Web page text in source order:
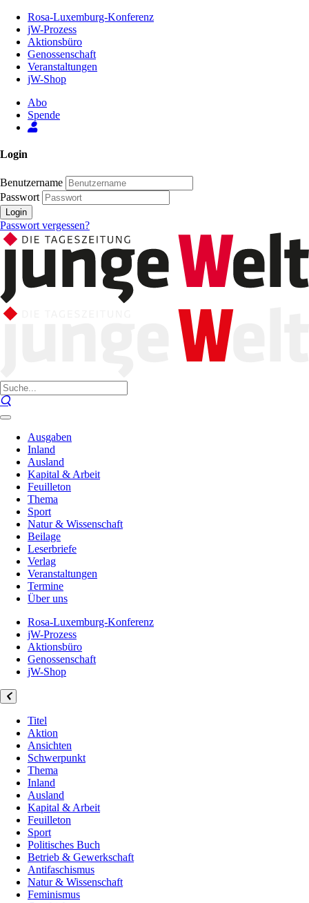
Inhalt
Seite
Rosa-Luxemburg-Konferenz
jW-Prozess
Aktionsbüro
Genossenschaft
Veranstaltungen
jW-Shop
Abo
Spende
Login
Benutzername
Passwort
Login
Passwort vergessen?
Ausgaben
Inland
Ausland
Kapital & Arbeit
Feuilleton
Thema
Sport
Natur & Wissenschaft
Beilage
Leserbriefe
Verlag
Veranstaltungen
Termine
Über uns
Rosa-Luxemburg-Konferenz
jW-Prozess
Aktionsbüro
Genossenschaft
jW-Shop
Titel
Aktion
Ansichten
Schwerpunkt
Thema
Inland
Ausland
Kapital & Arbeit
Feuilleton
Sport
Politisches Buch
Betrieb & Gewerkschaft
Antifaschismus
Natur & Wissenschaft
Feminismus